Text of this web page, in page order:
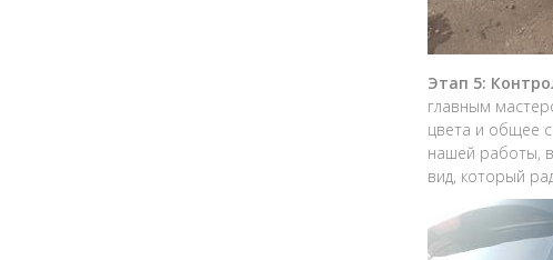
Этап 5:
главным
цвета и общее
нашей работы,
вид, который